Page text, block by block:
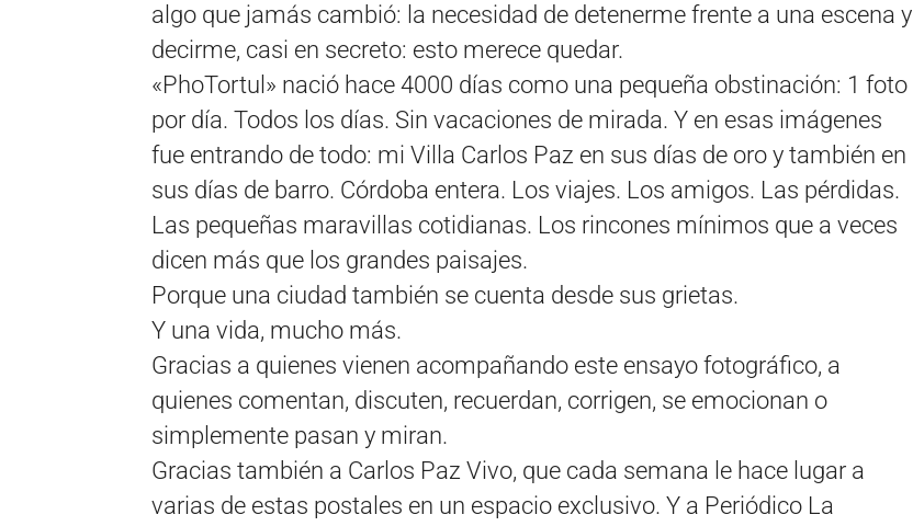
algo que jamás cambió: la necesidad de detenerme frente a una escena y
decirme, casi en secreto: esto merece quedar.
«PhoTortul» nació hace 4000 días como una pequeña obstinación: 1 foto
por día. Todos los días. Sin vacaciones de mirada. Y en esas imágenes
fue entrando de todo: mi Villa Carlos Paz en sus días de oro y también en
sus días de barro. Córdoba entera. Los viajes. Los amigos. Las pérdidas.
Las pequeñas maravillas cotidianas. Los rincones mínimos que a veces
dicen más que los grandes paisajes.
Porque una ciudad también se cuenta desde sus grietas.
Y una vida, mucho más.
Gracias a quienes vienen acompañando este ensayo fotográfico, a
quienes comentan, discuten, recuerdan, corrigen, se emocionan o
simplemente pasan y miran.
Gracias también a Carlos Paz Vivo, que cada semana le hace lugar a
varias de estas postales en un espacio exclusivo. Y a Periódico La